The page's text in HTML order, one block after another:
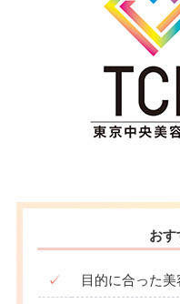
おす
✓ 目的に合った